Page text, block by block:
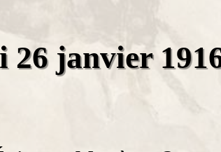
26 janvier